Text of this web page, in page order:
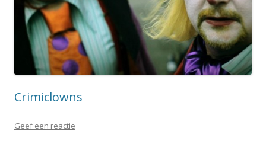
Crimiclowns
Geef een reactie